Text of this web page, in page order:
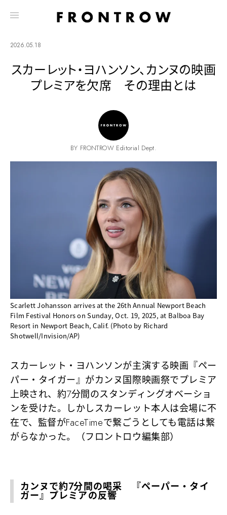
2026.05.18
スカーレット・ヨハンソン、カンヌの映画
プレミアを欠席 その理由とは
BY FRONTROW Editorial Dept.
Scarlett Johansson arrives at the 26th Annual Newport Beach
Film Festival Honors on Sunday, Oct. 19, 2025, at Balboa Bay
Resort in Newport Beach, Calif. (Photo by Richard
Shotwell/Invision/AP)
スカーレット・ヨハンソンが主演する映画『ペー
パー・タイガー』がカンヌ国際映画祭でプレミア
上映され、約7分間のスタンディングオベーショ
ンを受けた。しかしスカーレット本人は会場に不
在で、監督がFaceTimeで繋ごうとしても電話は繋
がらなかった。（フロントロウ編集部）
カンヌで約7分間の喝采 『ペーパー・タイ
ガー』プレミアの反響